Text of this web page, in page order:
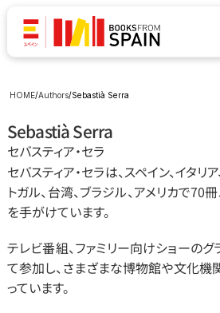
HOME/Authors/Sebastià Serra
Sebastià Serra
セバスティア・セラ
セバスティア・セラは、スペイン、イタリ
トガル、台湾、ブラジル、アメリカで
を手がけています。
テレビ番組、ファミリー向けショーのグ
て参加し、さまざまな博物館や文化
っています。